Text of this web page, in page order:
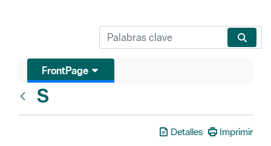
FrontPage
S
Detalles Imprimir